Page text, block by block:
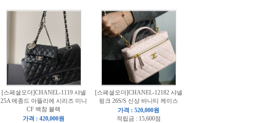
[스페셜오더]CHANEL-1119 샤넬
25A 메종드 아뜰리에 시리즈 미니
CF 백참 블랙
가격 : 420,000원
[스페셜오더]CHANEL-12182 샤넬
핑크 26S/S 신상 바니티 케이스
가격 : 520,000원
적립금 : 15,600점